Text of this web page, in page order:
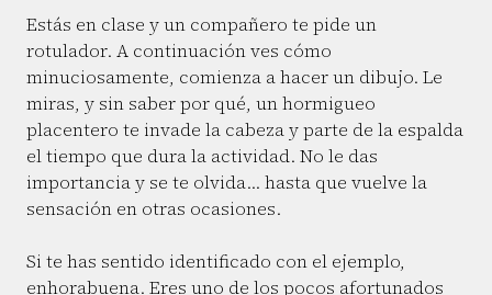
Estás en clase y un compañero te pide un
rotulador. A continuación ves cómo
minuciosamente, comienza a hacer un dibujo. Le
miras, y sin saber por qué, un hormigueo
placentero te invade la cabeza y parte de la espalda
el tiempo que dura la actividad. No le das
importancia y se te olvida… hasta que vuelve la
sensación en otras ocasiones.
Si te has sentido identificado con el ejemplo,
enhorabuena. Eres uno de los pocos afortunados